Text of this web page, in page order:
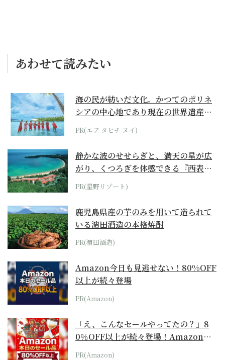
あわせて読みたい
海の民が紡いだ文化。かつてのポリネ
シアの中心地であり現在の世界遺産か
らみえてくる...
PR(エア タヒチ ヌイ)
静かな波のせせらぎと、満天の星が広
がり、くつろぎを体感できる『西表島
ホテル by...
PR(星野リゾート)
鹿児島県産の芋のみを用いて造られて
いる濵田酒造の本格焼酎
PR(濵田酒造)
Amazon今日も見逃せない！80%OFF
以上が続々登場
PR(Amazon)
「え、こんなセールやってたの？」8
0％OFF以上が続々登場！Amazonの
本気が...
PR(Amazon)